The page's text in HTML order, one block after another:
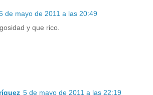
de mayo de 2011 a las 20:49
y que rico.
5 de mayo de 2011 a las 22:19